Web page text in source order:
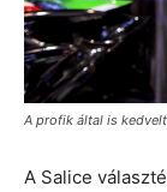
A profik által is
A Salice